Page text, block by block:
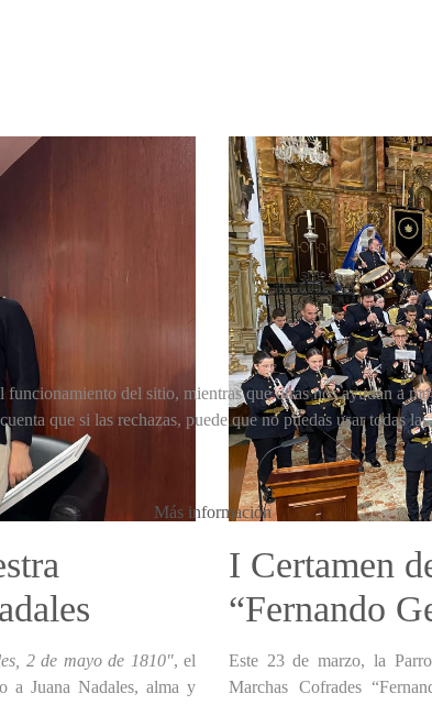
2 de mayo de 1810", el
a Juana Nadales, alma y
I Certamen
“Fernando
Este 23 de marzo, la
Marchas Cofrades
del sitio, mientras que otras nos ayudan a
que si las rechazas, puede que no puedas usar todas
Más información